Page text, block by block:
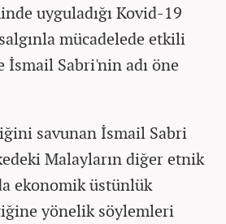
uyguladığı Kovid-19
mücadelede etkili
İsmail Sabri'nin adı öne
savunan İsmail Sabri
Malayların diğer etnik
ekonomik üstünlük
yönelik söylemleri